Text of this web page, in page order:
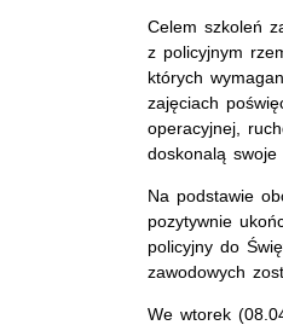
Celem szkoleń
z policyjnym
których
zajęciach
operacyjnej,
doskonalą
Na podstawie
pozytywnie
policyjny do
zawodowych
We wtorek